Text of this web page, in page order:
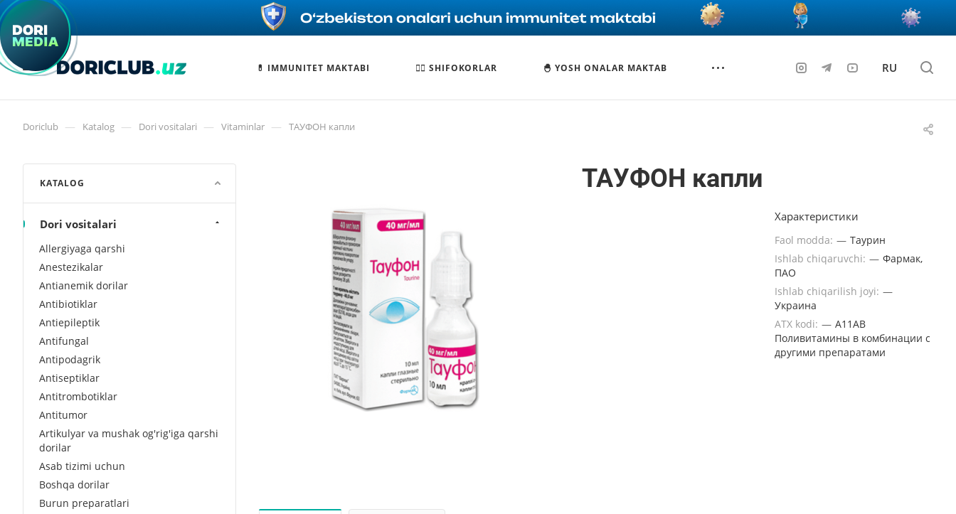
💊 IMMUNITET MAKTABI 🧑‍⚕️ SHIFOKORLAR 🐣 YOSH ONALAR MAKTAB RU
Doriclub — Katalog — Dori vositalari — Vitaminlar — ТАУФОН капли
ТАУФОН капли
Характеристики
Faol modda: — Таурин
Ishlab chiqaruvchi: — Фармак,
ПАО
Ishlab chiqarilish joyi: —
Украина
ATX kodi: — A11AB
Поливитамины в комбинации с
другими препаратами
KATALOG
Dori vositalari
Allergiyaga qarshi
Anestezikalar
Antianemik dorilar
Antibiotiklar
Antiepileptik
Antifungal
Antipodagrik
Antiseptiklar
Antitrombotiklar
Antitumor
Artikulyar va mushak og'rig'iga qarshi
dorilar
Asab tizimi uchun
Boshqa dorilar
Burun preparatlari